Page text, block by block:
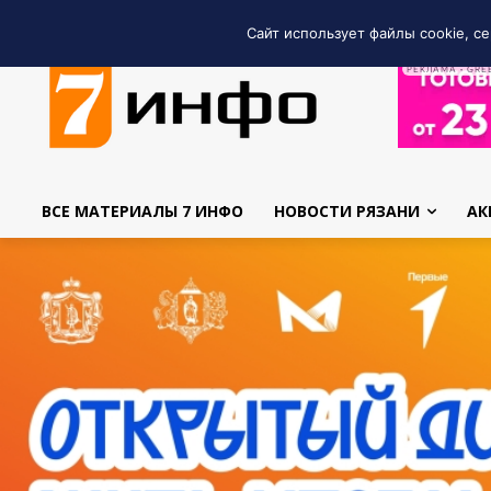
РЕКЛАМА •
ВСЕ МАТЕРИАЛЫ 7 ИНФО НОВОСТИ РЯЗАНИ
Сайт использует файлы cookie,